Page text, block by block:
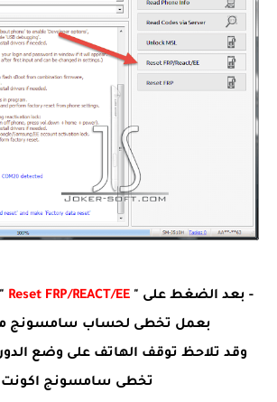
- بعد الضغط على " Reset FRP/REACT/EE
بعمل تخطى لحساب سامسونج
وقد تلاحظ توقف الهاتف على وضع
تخطى سامسونج اكونت